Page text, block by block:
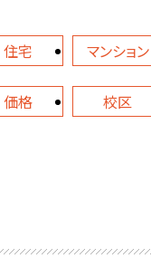
住宅 マンション
価格 校区